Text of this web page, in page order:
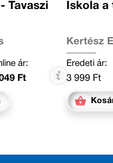
Tavaszi
ár:
Ft
Iskola
Kertész
János,
Miklya
Szabó
Tamás
Krisztina,
Emőke,
Eredeti ár:
3 999 Ft